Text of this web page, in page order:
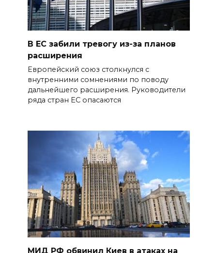
В ЕС забили тревогу из-за планов
расширения
Европейский союз столкнулся с
внутренними сомнениями по поводу
дальнейшего расширения. Руководители
ряда стран ЕС опасаются
МИД РФ обвинил Киев в атаках на